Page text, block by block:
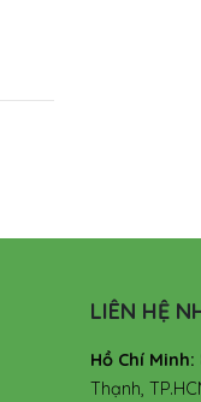
LIÊN HỆ
Hồ Chí Minh:
Thạnh,